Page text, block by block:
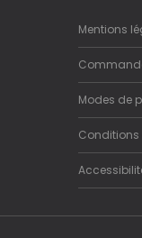
Mentions
Modes de
Conditions